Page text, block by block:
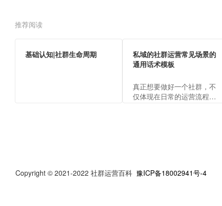
推荐阅读
基础认知|社群生命周期
私域的社群运营常见场景的
通用话术模板
真正想要做好一个社群，不
仅体现在日常的运营流程
Copyright © 2021-2022 社群运营百科 豫ICP备18002941号-4